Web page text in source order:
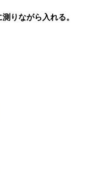
りながら入れる。